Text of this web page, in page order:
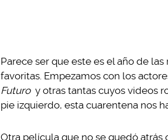
Parece ser que este es el año de
favoritas. Empezamos con los
Futuro y otras tantas cuyos videos
pie izquierdo, esta cuarentena nos
Otra película que no se quedó atrás